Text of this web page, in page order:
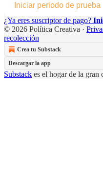
Iniciar periodo de prueba
¿Ya eres suscriptor de pago?
© 2026 Política Creativa ·
recolección
Crea tu Substack
Descargar la app
Substack es el hogar de la gran